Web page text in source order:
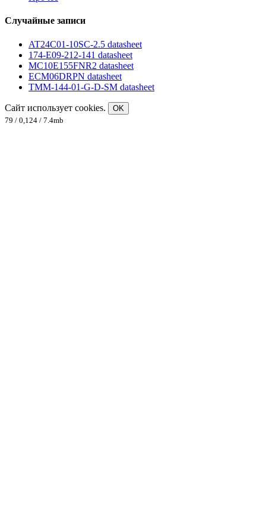
Случайные записи
AT24C01-10SC-2.5 datasheet
174-E09-212-141 datasheet
MC10E155FNR2 datasheet
ECM06DRPN datasheet
TMM-144-01-G-D-SM datasheet
Сайт использует cookies.
OK
79 / 0,124 / 7.4mb